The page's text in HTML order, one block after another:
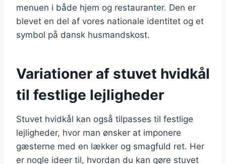
menuen i både hjem og restauranter. Den er
blevet en del af vores nationale identitet og et
symbol på dansk husmandskost.
Variationer af stuvet hvidkål
til festlige lejligheder
Stuvet hvidkål kan også tilpasses til festlige
lejligheder, hvor man ønsker at imponere
gæsterne med en lækker og smagfuld ret. Her
er nogle ideer til, hvordan du kan gøre stuvet